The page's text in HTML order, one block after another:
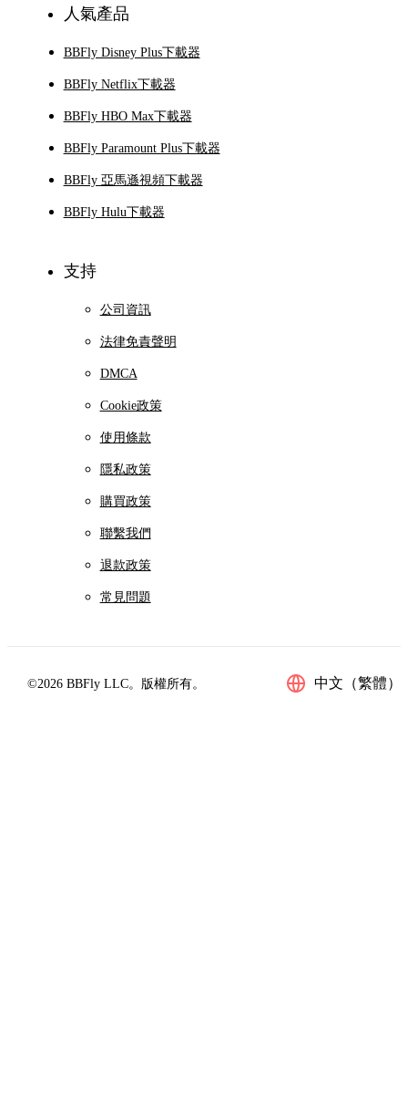
人氣產品
BBFly Disney Plus下載器
BBFly Netflix下載器
BBFly HBO Max下載器
BBFly Paramount Plus下載器
BBFly 亞馬遜視頻下載器
BBFly Hulu下載器
支持
公司資訊
法律免責聲明
DMCA
Cookie政策
使用條款
隱私政策
購買政策
聯繫我們
退款政策
常見問題
©2026 BBFly LLC。版權所有。 中文（繁體）